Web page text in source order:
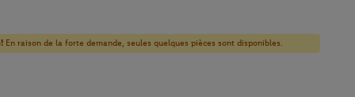
En raison de la forte demande, seules quelques pièces sont disponibles.